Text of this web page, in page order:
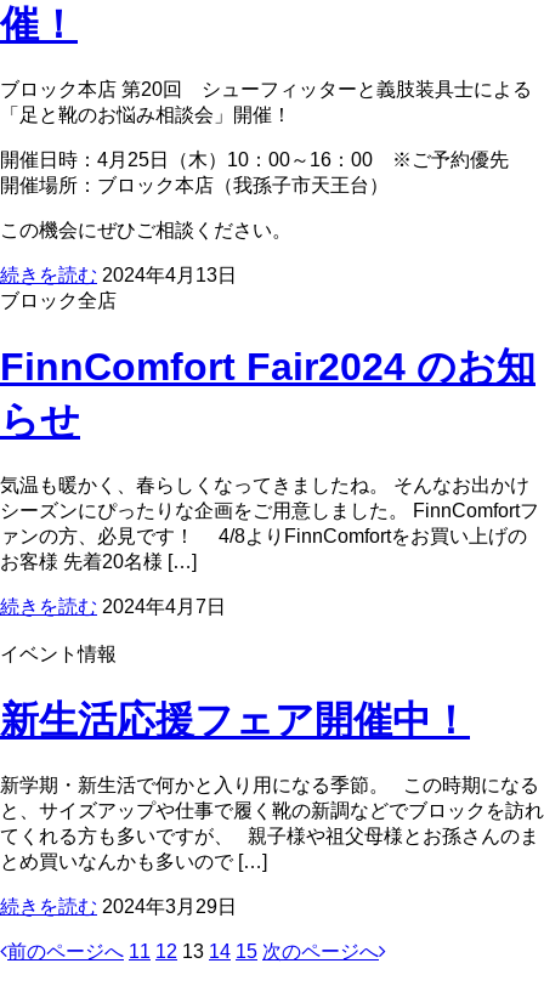
催！
ブロック本店 第20回 シューフィッターと義肢装具士による
「足と靴のお悩み相談会」開催！
開催日時：4月25日（木）10：00～16：00 ※ご予約優先
開催場所：ブロック本店（我孫子市天王台）
この機会にぜひご相談ください。
続きを読む 2024年4月13日
ブロック全店
FinnComfort Fair2024 のお知
らせ
気温も暖かく、春らしくなってきましたね。 そんなお出かけ
シーズンにぴったりな企画をご用意しました。 FinnComfortフ
ァンの方、必見です！ 4/8よりFinnComfortをお買い上げの
お客様 先着20名様 […]
続きを読む 2024年4月7日
イベント情報
新生活応援フェア開催中！
新学期・新生活で何かと入り用になる季節。 この時期になる
と、サイズアップや仕事で履く靴の新調などでブロックを訪れ
てくれる方も多いですが、 親子様や祖父母様とお孫さんのま
とめ買いなんかも多いので […]
続きを読む 2024年3月29日
前のページへ 11 12 13 14 15 次のページへ